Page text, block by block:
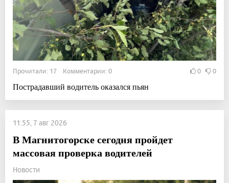
Прочитали: 17 Комментарии: 0 0 0
Пострадавший водитель оказался пьян
11:55, 7 авг 2026
В Магнитогорске сегодня пройдет
массовая проверка водителей
Новости